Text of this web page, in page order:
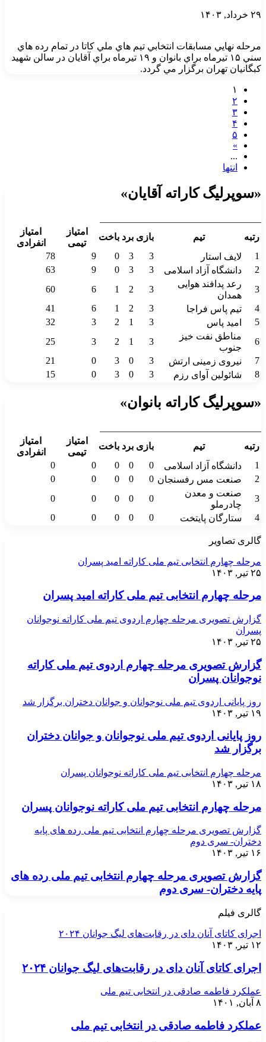
۲۹ خرداد, ۱۴۰۳
مرحله نهايي مسابقات انتخابي تيم هاي ملي كاتا در تمام رده هاي
سني ۱۵ تيرماه براي بانوان و ۱۹ تيرماه براي آقايان در سالن شهيد
كبگانيان تهران برگزار مي گردد.
۱
۲
۳
۴
۵
»
...
انتها
«سوپرلیگ کاراته آقایان»
رتبه
تیم بازی برد باخت
امتیاز
تیمی
امتیاز
انفرادی
1
لایف استار 3
3
0
9
78
2
دانشگاه آزاد اسلامی 3
3
0
9
63
3
رعد پدافند هوایی
همدان
3
2
1
6
60
4
تیم پاس فراجا 3
2
1
6
41
5
امید پاس 3
1
2
3
32
6
مناطق نفت خیز
جنوب
3
1
2
3
25
7
نیروی زمینی ارتش 3
0
3
0
21
8
شائولین آوای رزم 3
0
3
0
15
«سوپرلیگ کاراته بانوان»
رتبه
تیم بازی برد باخت
امتیاز
تیمی
امتیاز
انفرادی
1
دانشگاه آزاد اسلامی 0
0
0
0
0
2
صنعت مس رفسنجان 0
0
0
0
0
3
صنعت و معدن
چادرملو
0
0
0
0
0
4
ستارگان پایتخت 0
0
0
0
0
گالری تصاویر
مرحله چهارم انتخابی تیم ملی کاراته امید پسران
۲۵ تیر, ۱۴۰۳
مرحله چهارم انتخابی تیم ملی کاراته امید پسران
گزارش تصویری مرحله چهارم اردوی تیم ملی کاراته نوجوانان
پسران
۲۵ تیر, ۱۴۰۳
گزارش تصویری مرحله چهارم اردوی تیم ملی کاراته
نوجوانان پسران
روز پایانی اردوی تیم ملی نوجوانان و جوانان دختران برگزار شد
۱۹ تیر, ۱۴۰۳
روز پایانی اردوی تیم ملی نوجوانان و جوانان دختران
برگزار شد
مرحله چهارم انتخابی تیم ملی کاراته نوجوانان پسران
۱۸ تیر, ۱۴۰۳
مرحله چهارم انتخابی تیم ملی کاراته نوجوانان پسران
گزارش تصویری مرحله چهارم انتخابی تیم ملی رده های پایه
دختران- سری دوم
۱۶ تیر, ۱۴۰۳
گزارش تصویری مرحله چهارم انتخابی تیم ملی رده های
پایه دختران- سری دوم
گالری فیلم
اجرای کاتای آنان دای در رقابت‌های لیگ جوانان ۲۰۲۴
۱۲ تیر, ۱۴۰۳
اجرای کاتای آنان دای در رقابت‌های لیگ جوانان ۲۰۲۴
عملکرد فاطمه صادقی در انتخابی تیم ملی
۸ آبان, ۱۴۰۱
عملکرد فاطمه صادقی در انتخابی تیم ملی